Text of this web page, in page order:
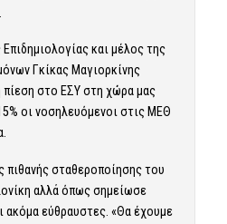
και μέλος της
Γκίκας Μαγιορκίνης
πίεση στο ΕΣΥ στη χώρα μας
οι νοσηλευόμενοι στις ΜΕΘ
πιθανής σταθεροποίησης του
αλλά όπως σημείωσε
ακόμα εύθραυστες. «Θα έχουμε